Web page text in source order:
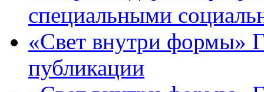
специальными
«Свет внутри формы»
публикации